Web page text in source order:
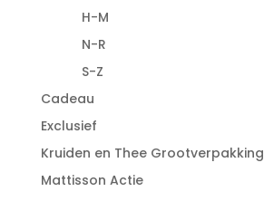
H-M
N-R
S-Z
Cadeau
Exclusief
Kruiden en Thee Grootverpakking
Mattisson Actie